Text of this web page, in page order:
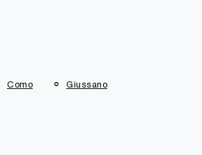
Como Giussano